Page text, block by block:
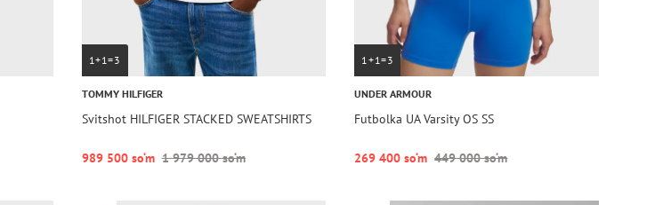
1+1=3
TOMMY HILFIGER
Svitshot HILFIGER STACKED SWEATSHIRTS
989 500 so‘m 1 979 000 so‘m
1+1=3
UNDER ARMOUR
Futbolka UA Varsity OS SS
269 400 so‘m 449 000 so‘m